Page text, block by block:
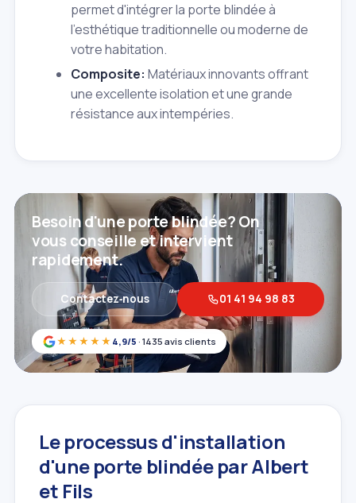
permet d'intégrer la porte blindée à
l'esthétique traditionnelle ou moderne de
votre habitation.
Composite: Matériaux innovants offrant
une excellente isolation et une grande
résistance aux intempéries.
★★★★★ 4,9/5 · 1435 avis clients
Besoin d'une porte blindée? On
vous conseille et intervient
rapidement.
Contactez‑nous 01 41 94 98 83
Le processus d'installation
d'une porte blindée par Albert
et Fils